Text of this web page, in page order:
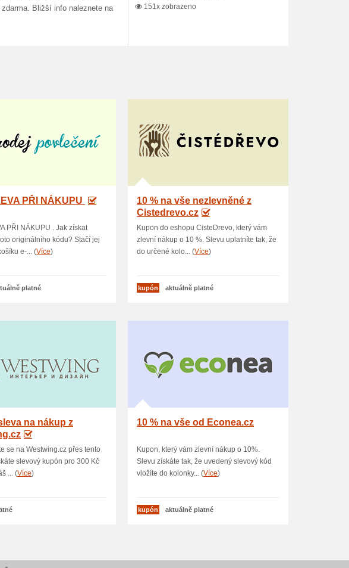
Bližší info naleznete na
151x zobrazeno
PŘI NÁKUPU
PŘI NÁKUPU . Jak získat
originálního kódu? Stačí jej
e-... (Více)
platné
10 % na vše nezlevněné z
Cistedrevo.cz
Kupon do eshopu CisteDrevo, který vám
zlevní nákup o 10 %. Slevu uplatníte tak, že
do určené kolo... (Více)
kupón aktuálně platné
na nákup z
se na Westwing.cz přes tento
slevový kupón pro 300 Kč
... (Více)
10 % na vše od Econea.cz
Kupon, který vám zlevní nákup o 10%.
Slevu získáte tak, že uvedený slevový kód
vložíte do kolonky... (Více)
kupón aktuálně platné